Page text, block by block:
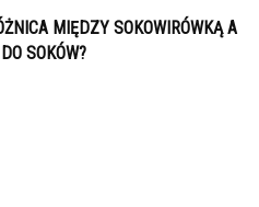
MIĘDZY SOKOWIRÓWKĄ A
SOKÓW?